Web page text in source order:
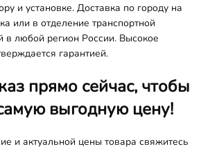
и установке. Доставка по городу на
или в отделение транспортной
в любой регион России. Высокое
гарантией.
прямо сейчас, чтобы
выгодную цену!
и актуальной цены товара свяжитесь